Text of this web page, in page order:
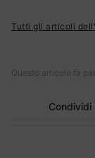
Tutti gli articoli
Questo articolo fa
Condividi